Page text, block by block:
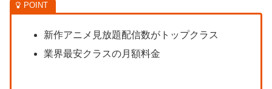
新作アニメ見放題配信数がトップクラス
業界最安クラスの月額料金